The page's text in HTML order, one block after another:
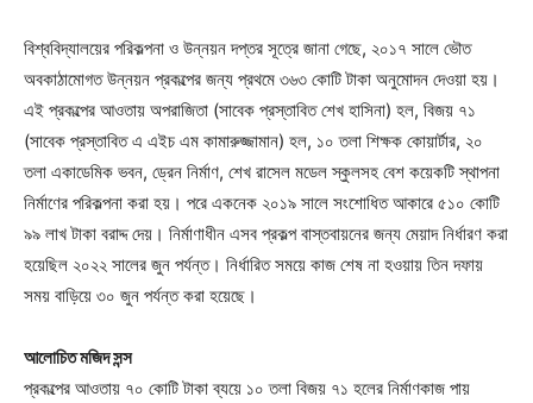
বিশ্ববিদ্যালয়ের পরিকল্পনা ও উন্নয়ন দপ্তর সূত্রে জানা গেছে, ২০১৭ সালে ভৌত
অবকাঠামোগত উন্নয়ন প্রকল্পের জন্য প্রথমে ৩৬৩ কোটি টাকা অনুমোদন দেওয়া হয়।
এই প্রকল্পের আওতায় অপরাজিতা (সাবেক প্রস্তাবিত শেখ হাসিনা) হল, বিজয় ৭১
(সাবেক প্রস্তাবিত এ এইচ এম কামারুজ্জামান) হল, ১০ তলা শিক্ষক কোয়ার্টার, ২০
তলা একাডেমিক ভবন, ড্রেন নির্মাণ, শেখ রাসেল মডেল স্কুলসহ বেশ কয়েকটি স্থাপনা
নির্মাণের পরিকল্পনা করা হয়। পরে একনেক ২০১৯ সালে সংশোধিত আকারে ৫১০ কোটি
৯৯ লাখ টাকা বরাদ্দ দেয়। নির্মাণাধীন এসব প্রকল্প বাস্তবায়নের জন্য মেয়াদ নির্ধারণ করা
হয়েছিল ২০২২ সালের জুন পর্যন্ত। নির্ধারিত সময়ে কাজ শেষ না হওয়ায় তিন দফায়
সময় বাড়িয়ে ৩০ জুন পর্যন্ত করা হয়েছে।
আলোচিত মজিদ সন্স
প্রকল্পের আওতায় ৭০ কোটি টাকা ব্যয়ে ১০ তলা বিজয় ৭১ হলের নির্মাণকাজ পায়